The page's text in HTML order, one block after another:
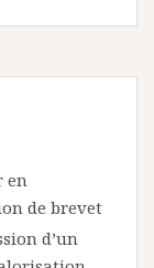
en
de brevet
d’un